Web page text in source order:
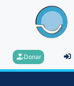
Donar